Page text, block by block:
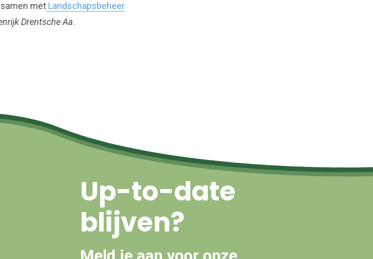
met Landschapsbeheer
Drentsche Aa.
Up-to-date
blijven?